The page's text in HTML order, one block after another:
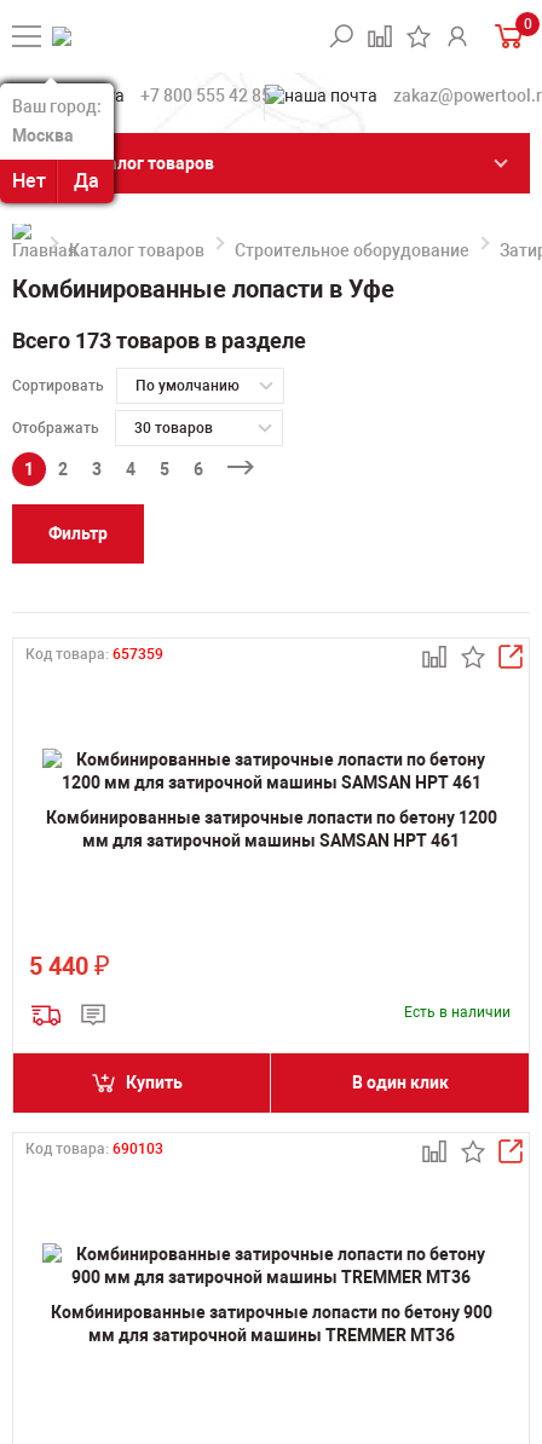
Ваш город:
Москва
Нет Да
Ваш город:
Москва
Нет Да
0
+7 800 555 42 85
Каталог товаров
Каталог товаров Строительное оборудование
Комбинированные лопасти в Уфе
Всего 173 товаров в разделе
Сортировать По умолчанию
Отображать 30 товаров
1 2 3 4 5 6
Фильтр
Код товара: 657359
Комбинированные затирочные лопасти по бетону 1200
мм для затирочной машины SAMSAN HPT 461
5 440 ₽
Есть в наличии
Купить В один клик
Код товара: 690103
Комбинированные затирочные лопасти по бетону 900
мм для затирочной машины TREMMER MT36